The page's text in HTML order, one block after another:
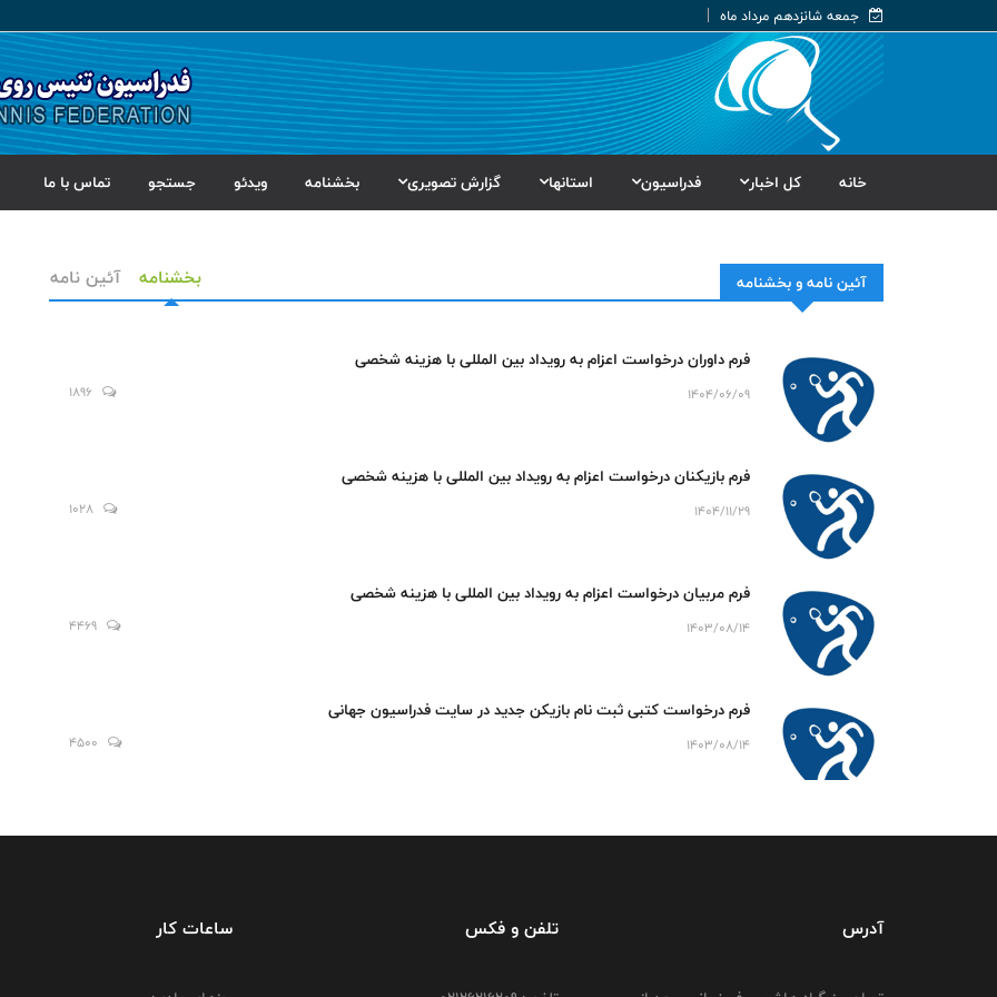
جمعه شانزدهم مرداد ماه
خانه کل اخبار فدراسیون استانها گزارش تصویری بخشنامه ویدئو جستجو تماس با ما
آئین نامه و بخشنامه بخشنامه آئین نامه
فرم داوران درخواست اعزام به رویداد بین المللی با هزینه شخصی
1404/06/09
1896
فرم بازیکنان درخواست اعزام به رویداد بین المللی با هزینه شخصی
1404/11/29
1028
فرم مربیان درخواست اعزام به رویداد بین المللی با هزینه شخصی
1403/08/14
4469
فرم درخواست کتبی ثبت نام بازیکن جدید در سایت فدراسیون جهانی
1403/08/14
4500
آدرس تلفن و فکس ساعات کار